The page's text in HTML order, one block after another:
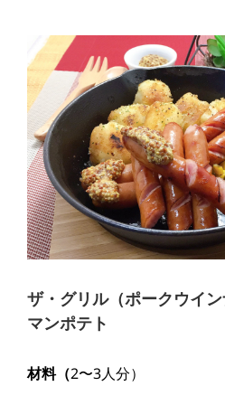
View
Larger
Image
ザ・グリル（ポークウイ
マンポテト
材料（2〜3人分）